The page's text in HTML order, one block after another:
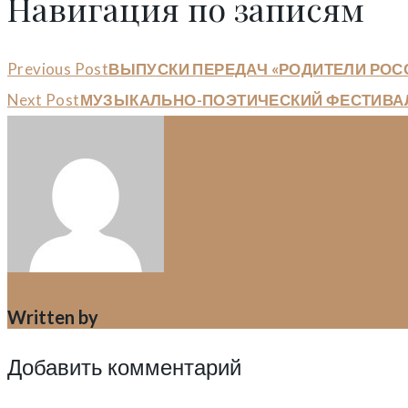
Previous PostВЫПУСКИ ПЕРЕДАЧ «РОДИТЕЛИ
Next PostМУЗЫКАЛЬНО-ПОЭТИЧЕСКИЙ
Written by
Добавить комментарий